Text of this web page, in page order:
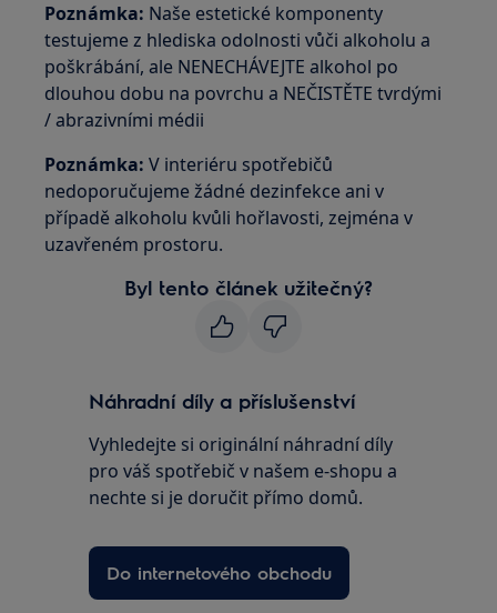
Poznámka: Naše estetické komponenty
testujeme z hlediska odolnosti vůči alkoholu a
poškrábání, ale NENECHÁVEJTE alkohol po
dlouhou dobu na povrchu a NEČISTĚTE tvrdými
/ abrazivními médii
Poznámka: V interiéru spotřebičů
nedoporučujeme žádné dezinfekce ani v
případě alkoholu kvůli hořlavosti, zejména v
uzavřeném prostoru.
Byl tento článek užitečný?
Náhradní díly a příslušenství
Vyhledejte si originální náhradní díly
pro váš spotřebič v našem e-shopu a
nechte si je doručit přímo domů.
Do internetového obchodu